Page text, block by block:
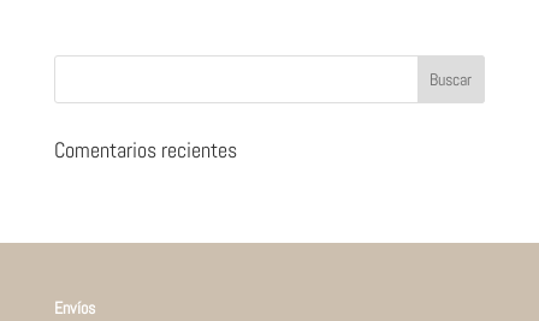
Comentarios recientes
Envíos